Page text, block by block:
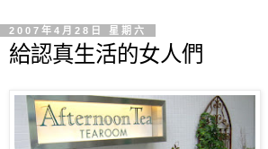
2007年4月28日 星期六
給認真生活的女人們